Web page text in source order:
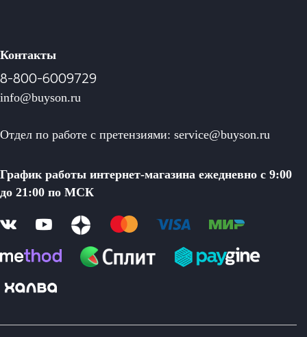
Контакты
8-800-6009729
info@buyson.ru
Отдел по работе с претензиями: service@buyson.ru
График работы интернет-магазина ежедневно с 9:00
до 21:00 по МСК